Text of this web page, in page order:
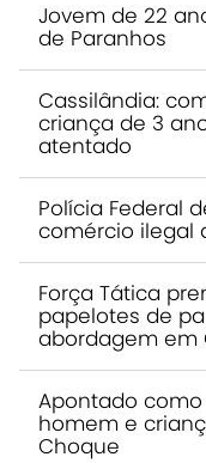
Jovem de 22
de Paranhos
Cassilândia:
criança de 3
atentado
Polícia Federal
comércio ilegal
Força Tática
papelotes de
abordagem em
Apontado
homem e
Choque